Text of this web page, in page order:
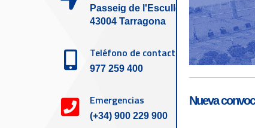
Passeig de l'Escullera s/n,
43004 Tarragona
Teléfono de contacto
977 259 400
Emergencias
(+34) 900 229 900
Nueva